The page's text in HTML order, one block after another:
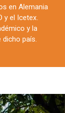
en Alemania
y el Icetex.
y la
país.